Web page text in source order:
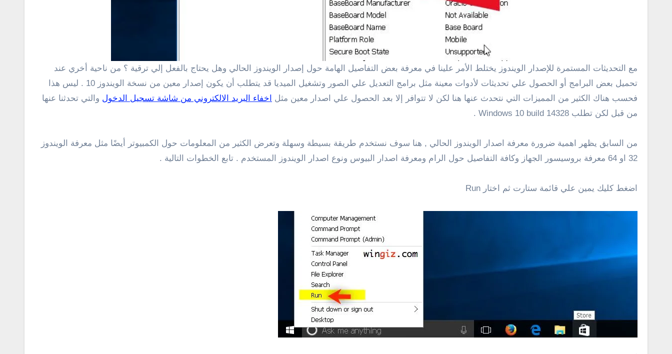
مع التحديثات المستمرة للإصدار الويندوز يختلط الأمر علينا في معرفة بعض التفاصيل الهامة حول إصدار الويندوز الحالي وهل يحتاج بالفعل إلي ترقية ؟ من ناحية أخري عند
تحميل بعض البرامج أو الحصول علي تحديثات لأدوات معينة مثل برامج التعديل علي الصور وتشغيل الميديا قد يتطلب أن يكون إصدار معين من نسخة الويندوز 10 . ليس هذا
فحسب هناك الكثير من المميزات التي نتحدث عنها هنا لكن لا تتوافر إلا بعد الحصول علي اصدار معين مثل
اخفاء البريد الالكتروني من شاشة تسجيل الدخول والتي تحدثنا عنها
من قبل لكن تطلب Windows 10 build 14328 .
من السابق يظهر اهمية ضرورة معرفة اصدار الويندوز الحالي , هنا سوف نستخدم طريقة بسيطة وسهلة وتعرض الكثير من المعلومات حول الكمبيوتر أيضًا مثل معرفة الويندوز
32 او 64 معرفة بروسيسور الجهاز وكافة التفاصيل حول الرام ومعرفة اصدار البيوس ونوع اصدار الويندوز المستخدم . تابع الخطوات التالية .
اضغط كليك يمين علي قائمة ستارت ثم اختار Run